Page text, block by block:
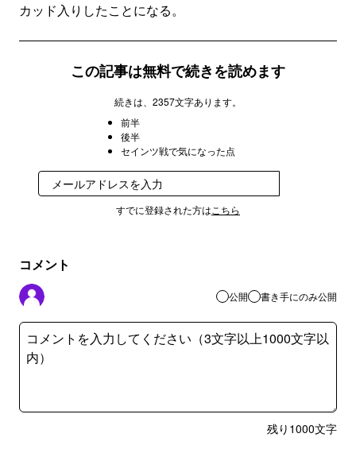
カッド入りしたことになる。
この記事は無料で続きを読めます
続きは、2357文字あります。
前半
後半
セインツ戦で気になった点
すでに登録された方は こちら
コメント
公開 書き手にのみ公開
残り 1000文字